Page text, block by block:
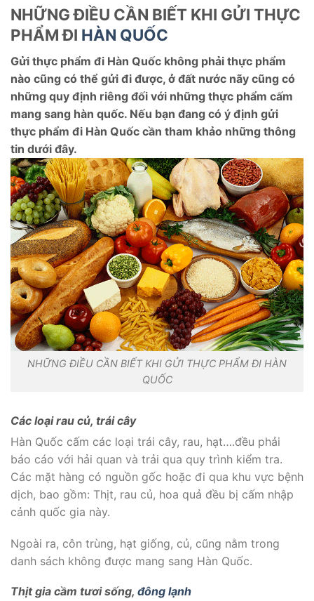
NHỮNG ĐIỀU CẦN BIẾT KHI GỬI THỰC
PHẨM ĐI HÀN QUỐC
Gửi thực phẩm đi Hàn Quốc không phải thực phẩm
nào cũng có thể gửi đi được, ở đất nước nãy cũng có
những quy định riêng đối với những thực phẩm cấm
mang sang hàn quốc. Nếu bạn đang có ý định gửi
thực phẩm đi Hàn Quốc cần tham khảo những thông
tin dưới đây.
NHỮNG ĐIỀU CẦN BIẾT KHI GỬI THỰC PHẨM ĐI HÀN
QUỐC
Các loại rau củ, trái cây
Hàn Quốc cấm các loại trái cây, rau, hạt….đều phải
báo cáo với hải quan và trải qua quy trình kiểm tra.
Các mặt hàng có nguồn gốc hoặc đi qua khu vực bệnh
dịch, bao gồm: Thịt, rau củ, hoa quả đều bị cấm nhập
cảnh quốc gia này.
Ngoài ra, côn trùng, hạt giống, củ, cũng nằm trong
danh sách không được mang sang Hàn Quốc.
Thịt gia cầm tươi sống, đông lạnh